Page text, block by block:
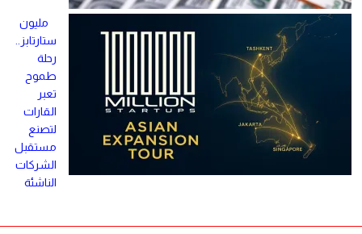
مليون
ستارتابز..
رحلة
طموح
تعبر
القارات
لتصنع
مستقبل
الشركات
الناشئة